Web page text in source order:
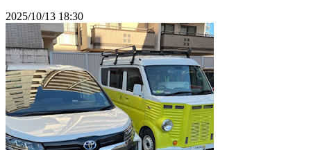
2025/10/13 18:30